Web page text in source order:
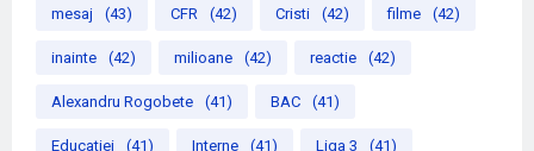
mesaj (43) CFR (42) Cristi (42) filme (42)
inainte (42) milioane (42) reactie (42)
Alexandru Rogobete (41) BAC (41)
Educatiei (41) Interne (41) Liga 3 (41)